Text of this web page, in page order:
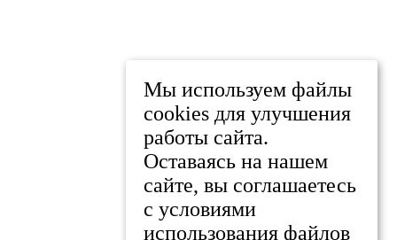
Мы используем файлы
cookies для улучшения
работы сайта.
Оставаясь на нашем
сайте, вы соглашаетесь
с условиями
использования файлов